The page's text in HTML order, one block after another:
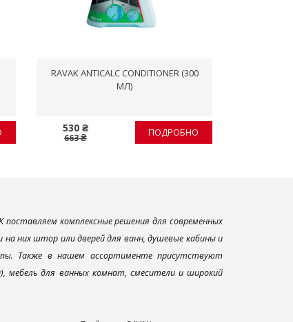
RAVAK ANTICALC CONDITIONER (300
МЛ)
530 ₴
663 ₴ ПОДРОБНО
комплексные решения для современных
них штор или дверей для ванн, душевые кабины и
Также в нашем ассортименте присутствуют
мебель для ванных комнат, смесители и широкий